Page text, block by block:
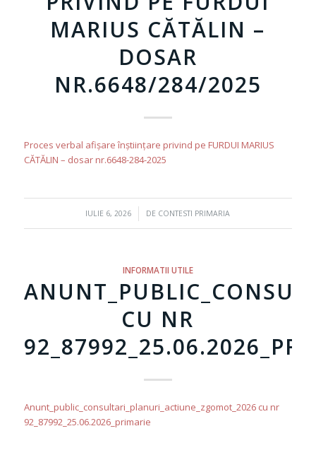
MARIUS CĂTĂLIN –
DOSAR
NR.6648/284/2025
Proces verbal afișare înștiințare privind pe FURDUI MARIUS
CĂTĂLIN – dosar nr.6648-284-2025
IULIE 6, 2026
/ DE CONTESTI PRIMARIA
INFORMATII UTILE
CU NR
Anunt_public_consultari_planuri_actiune_zgomot_2026 cu nr
92_87992_25.06.2026_primarie